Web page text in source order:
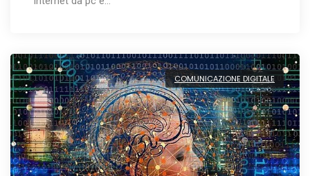
COMUNICAZIONE DIGITALE